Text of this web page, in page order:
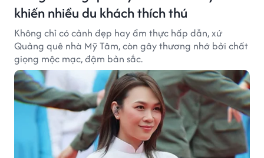
khiến nhiều du khách thích thú
Không chỉ có cảnh đẹp hay ẩm thực hấp dẫn, xứ
Quảng quê nhà Mỹ Tâm, còn gây thương nhớ bởi chất
giọng mộc mạc, đậm bản sắc.